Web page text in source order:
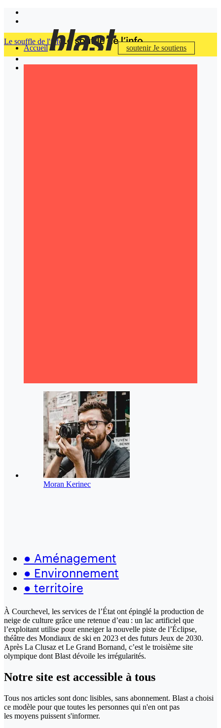
Accueil soutenirJe soutiens
Le souffle de l'info
Moran Kerinec
● Aménagement
● Environnement
● territoire
À Courchevel, les services de l’État ont épinglé la production de
neige de culture grâce une retenue d’eau : un lac artificiel que
l’exploitant utilise pour enneiger la nouvelle piste de l’Éclipse,
théâtre des Mondiaux de ski en 2023 et des futurs Jeux de 2030.
Après La Clusaz et Le Grand Bornand, c’est le troisième site
olympique dont Blast dévoile les irrégularités.
Notre site est accessible à tous
Tous nos articles sont donc lisibles, sans abonnement. Blast a choisi
ce modèle pour que toutes les personnes qui n'en ont pas
les moyens puissent s'informer.